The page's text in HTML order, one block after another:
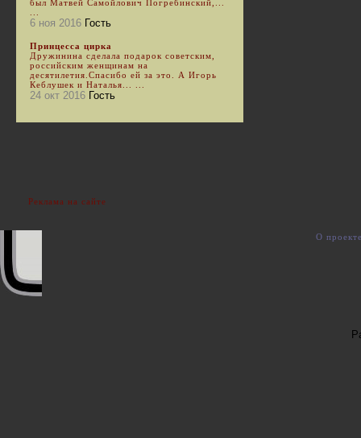
был Матвей Самойлович Погребинский,...
6 ноя 2016 Гость
Принцесса цирка
Дружинина сделала подарок советским,
российским женщинам на
десятилетия.Спасибо ей за это. А Игорь
Кеблушек и Наталья... ...
24 окт 2016 Гость
Реклама на сайте
О